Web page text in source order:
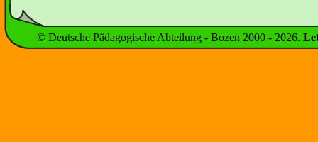
© Deutsche Pädagogische Abteilung - Bozen 2000 - 2026.